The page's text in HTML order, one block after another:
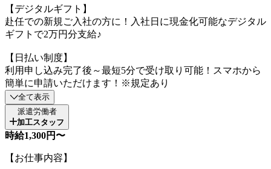
【デジタルギフト】
赴任での新規ご入社の方に！入社日に現金化可能なデジタル
ギフトで2万円分支給♪
【日払い制度】
利用申し込み完了後～最短5分で受け取り可能！スマホから
簡単に申請いただけます！※規定あり
全て表示
派遣労働者
加工スタッフ
時給1,300円〜
【お仕事内容】